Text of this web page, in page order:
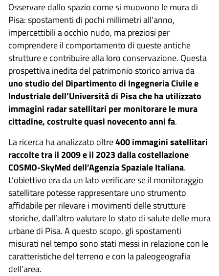
Osservare dallo spazio come si muovono le mura di
Pisa: spostamenti di pochi millimetri all’anno,
impercettibili a occhio nudo, ma preziosi per
comprendere il comportamento di queste antiche
strutture e contribuire alla loro conservazione. Questa
prospettiva inedita del patrimonio storico arriva da
uno studio del Dipartimento di Ingegneria Civile e
Industriale dell’Università di Pisa che ha utilizzato
immagini radar satellitari per monitorare le mura
cittadine, costruite quasi novecento anni fa.
La ricerca ha analizzato oltre400 immagini satellitari
raccolte tra il 2009 e il 2023 dalla costellazione
COSMO-SkyMed dell’Agenzia Spaziale Italiana.
L’obiettivo era da un lato verificare se il monitoraggio
satellitare potesse rappresentare uno strumento
affidabile per rilevare i movimenti delle strutture
storiche, dall’altro valutare lo stato di salute delle mura
urbane di Pisa. A questo scopo, gli spostamenti
misurati nel tempo sono stati messi in relazione con le
caratteristiche del terreno e con la paleogeografia
dell’area.